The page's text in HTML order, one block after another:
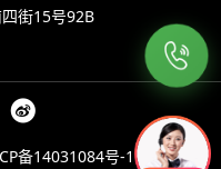
街15号92B
备14031084号-1